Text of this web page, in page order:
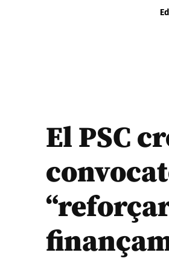
El PSC